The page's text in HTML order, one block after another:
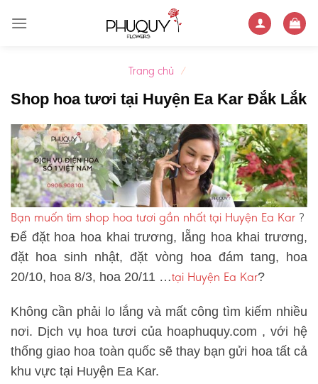
Trang chủ /
Shop hoa tươi tại Huyện Ea Kar Đắk Lắk
Bạn muốn tìm shop hoa tươi gần nhất tại Huyện Ea Kar ?
Để đặt hoa hoa khai trương, lẵng hoa khai trương,
đặt hoa sinh nhật, đặt vòng hoa đám tang, hoa
20/10, hoa 8/3, hoa 20/11 …tại Huyện Ea Kar?
Không cần phải lo lắng và mất công tìm kiếm nhiều
nơi. Dịch vụ hoa tươi của hoaphuquy.com , với hệ
thống giao hoa toàn quốc sẽ thay bạn gửi hoa tất cả
khu vực tại Huyện Ea Kar.